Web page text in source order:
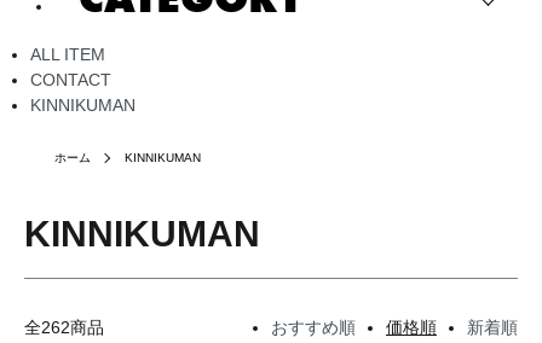
ALL ITEM
CONTACT
KINNIKUMAN
ホーム KINNIKUMAN
KINNIKUMAN
全262商品 おすすめ順 価格順 新着順